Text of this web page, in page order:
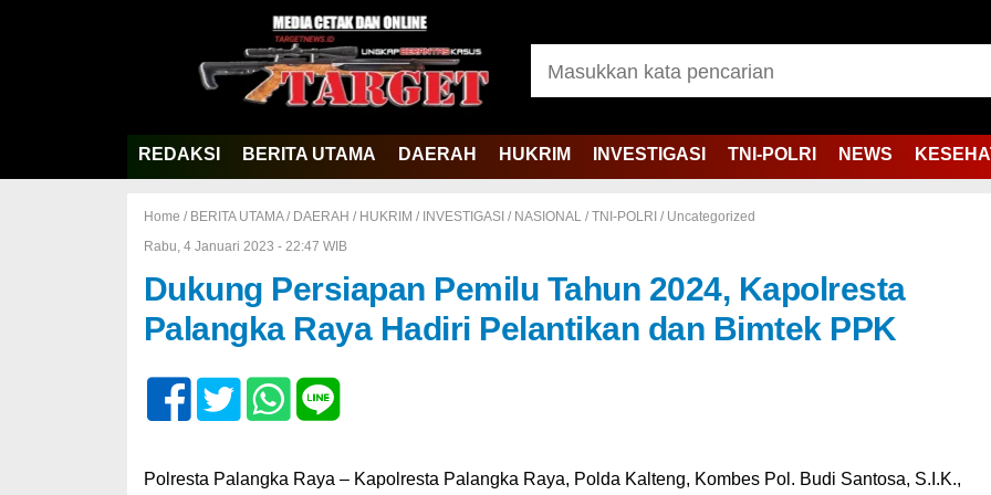
REDAKSI BERITA UTAMA DAERAH HUKRIM INVESTIGASI TNI-POLRI NEWS
Home / BERITA UTAMA/ DAERAH / HUKRIM / INVESTIGASI / NASIONAL/ TNI-POLRI / Uncategorized
Rabu, 4 Januari 2023 - 22:47 WIB
Dukung Persiapan Pemilu Tahun 2024, Kapolresta
Palangka Raya Hadiri Pelantikan dan Bimtek PPK
Polresta Palangka Raya – Kapolresta Palangka Raya, Polda Kalteng, Kombes Pol. Budi Santosa, S.I.K.,